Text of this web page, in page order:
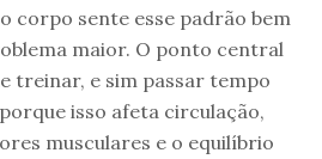
corpo sente esse padrão bem
maior. O ponto central
treinar, e sim passar tempo
isso afeta circulação,
musculares e o equilíbrio